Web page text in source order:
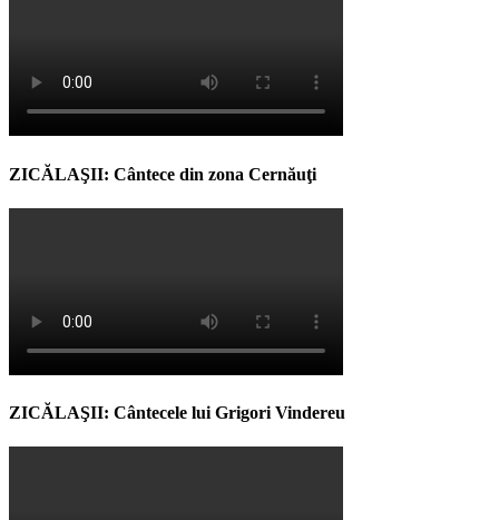
ZICĂLAŞII: Cântece din zona Cernăuţi
ZICĂLAŞII: Cântecele lui Grigori Vindereu